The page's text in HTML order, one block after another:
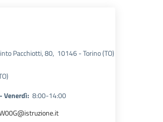
Pacchiotti, 80, 10146 - Torino (TO)
Venerdì: 8:00-14:00